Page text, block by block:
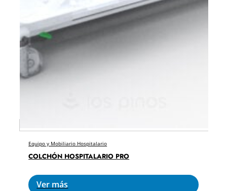
Equipo y Mobiliario Hospitalario
COLCHÓN HOSPITALARIO PRO
Ver más